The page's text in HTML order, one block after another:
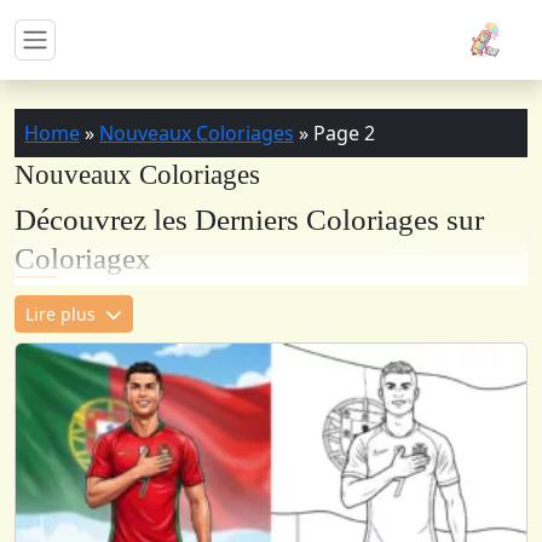
Home» Nouveaux Coloriages » Page 2
Nouveaux Coloriages
Découvrez les Derniers Coloriages sur
Coloriagex
Chez Coloriagex, l’inspiration est un flux continu qui ne
s’arrête jamais. Nous enrichissons régulièrement notre
bibliothèque avec les nouveaux modèles de coloriage
les plus récents, conçus avec soin pour suivre les
tendances artistiques actuelles et les événements
marquants de l’année. Chaque dessin inédit qui rejoint
notre collection n’est pas seulement une page blanche,
c’est une invitation sincère à saisir vos crayons et à
commencer votre propre voyage artistique.
Lire plus